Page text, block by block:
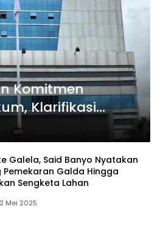
Komitmen
Klarifikasi
dalam Panggilan
RI
Galela, Said Banyo Nyatakan
Pemekaran Galda Hingga
Sengketa Lahan
Mei 2025